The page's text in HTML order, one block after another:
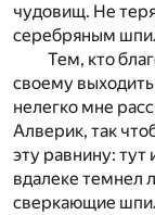
чудовищ. Не
серебряным
Тем, кто
своему
нелегко мне
Алверик, так
эту равнину: тут
вдалеке темнел
сверкающие